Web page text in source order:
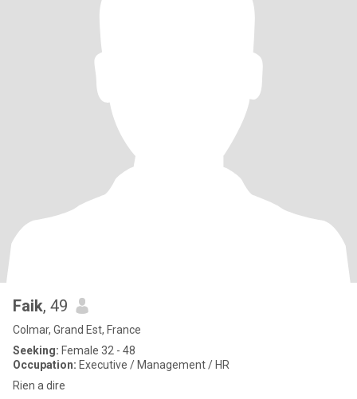
Faik, 49
Colmar, Grand Est, France
Seeking: Female 32 - 48
Occupation: Executive / Management / HR
Rien a dire